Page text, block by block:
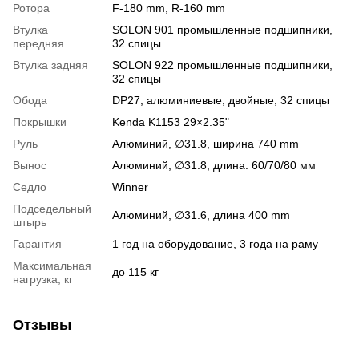
Ротора
F-180 mm, R-160 mm
Втулка
передняя
SOLON 901 промышленные подшипники,
32 спицы
Втулка задняя
SOLON 922 промышленные подшипники,
32 спицы
Обода
DP27, алюминиевые, двойные, 32 спицы
Покрышки
Kenda K1153 29×2.35"
Руль
Алюминий, ∅31.8, ширина 740 mm
Вынос
Алюминий, ∅31.8, длина: 60/70/80 мм
Седло
Winner
Подседельный
штырь
Алюминий, ∅31.6, длина 400 mm
Гарантия
1 год на оборудование, 3 года на раму
Максимальная
нагрузка, кг
до 115 кг
Отзывы